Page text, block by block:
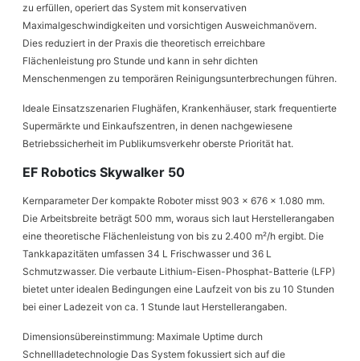
zu erfüllen, operiert das System mit konservativen
Maximalgeschwindigkeiten und vorsichtigen Ausweichmanövern.
Dies reduziert in der Praxis die theoretisch erreichbare
Flächenleistung pro Stunde und kann in sehr dichten
Menschenmengen zu temporären Reinigungsunterbrechungen führen.
Ideale Einsatzszenarien Flughäfen, Krankenhäuser, stark frequentierte
Supermärkte und Einkaufszentren, in denen nachgewiesene
Betriebssicherheit im Publikumsverkehr oberste Priorität hat.
EF Robotics Skywalker 50
Kernparameter Der kompakte Roboter misst 903 x 676 x 1.080 mm.
Die Arbeitsbreite beträgt 500 mm, woraus sich laut Herstellerangaben
eine theoretische Flächenleistung von bis zu 2.400 m²/h ergibt. Die
Tankkapazitäten umfassen 34 L Frischwasser und 36 L
Schmutzwasser. Die verbaute Lithium-Eisen-Phosphat-Batterie (LFP)
bietet unter idealen Bedingungen eine Laufzeit von bis zu 10 Stunden
bei einer Ladezeit von ca. 1 Stunde laut Herstellerangaben.
Dimensionsübereinstimmung: Maximale Uptime durch
Schnellladetechnologie Das System fokussiert sich auf die